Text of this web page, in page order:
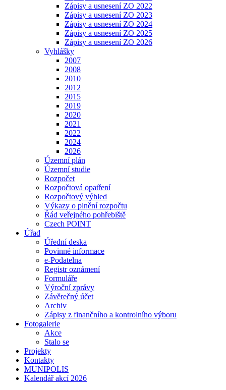
Zápisy a usnesení ZO 2022
Zápisy a usnesení ZO 2023
Zápisy a usnesení ZO 2024
Zápisy a usnesení ZO 2025
Zápisy a usnesení ZO 2026
Vyhlášky
2007
2008
2010
2012
2015
2019
2020
2021
2022
2024
2026
Územní plán
Územní studie
Rozpočet
Rozpočtová opatření
Rozpočtový výhled
Výkazy o plnění rozpočtu
Řád veřejného pohřebiště
Czech POINT
Úřad
Úřední deska
Povinné informace
e-Podatelna
Registr oznámení
Formuláře
Výroční zprávy
Závěrečný účet
Archiv
Zápisy z finančního a kontrolního výboru
Fotogalerie
Akce
Stalo se
Projekty
Kontakty
MUNIPOLIS
Kalendář akcí 2026